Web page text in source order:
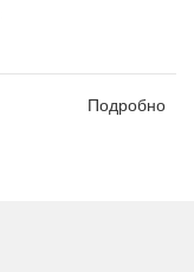
Подробно